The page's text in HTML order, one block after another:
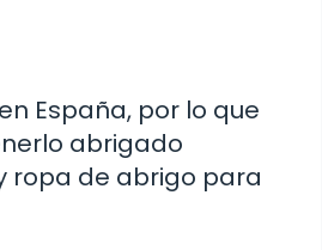
España, por lo que
abrigado
ropa de abrigo para